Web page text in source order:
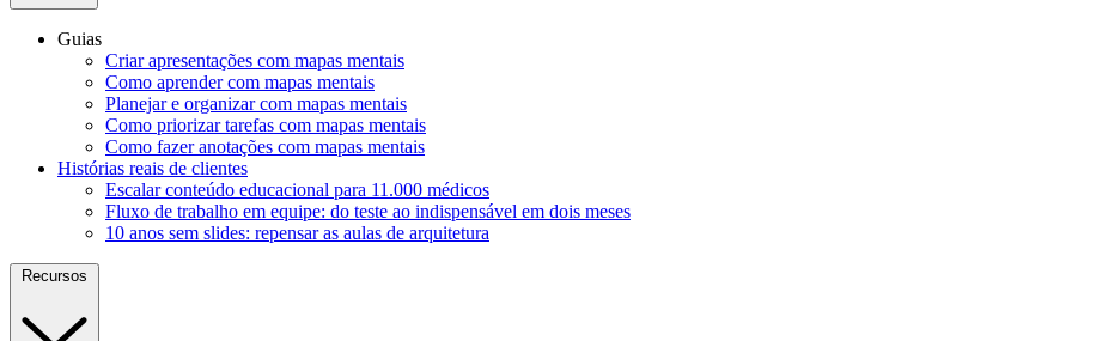
Guias
Criar apresentações com mapas mentais
Como aprender com mapas mentais
Planejar e organizar com mapas mentais
Como priorizar tarefas com mapas mentais
Como fazer anotações com mapas mentais
Histórias reais de clientes
Escalar conteúdo educacional para 11.000 médicos
Fluxo de trabalho em equipe: do teste ao indispensável em dois meses
10 anos sem slides: repensar as aulas de arquitetura
Recursos